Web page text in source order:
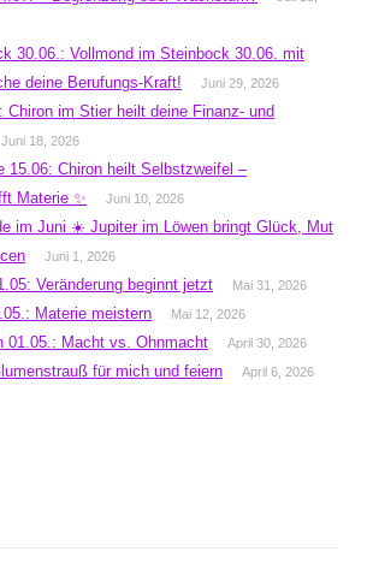
30.06.: Vollmond im Steinbock 30.06. mit
deine Berufungs-Kraft!
Juni 29, 2026
Chiron im Stier heilt deine Finanz- und
Juni 18, 2026
15.06: Chiron heilt Selbstzweifel –
Materie ✨
Juni 10, 2026
im Juni ☀️ Jupiter im Löwen bringt Glück, Mut
Juni 1, 2026
Veränderung beginnt jetzt Mai 31, 2026
Materie meistern Mai 12, 2026
01.05.: Macht vs. Ohnmacht April 30, 2026
für mich und feiern April 6, 2026